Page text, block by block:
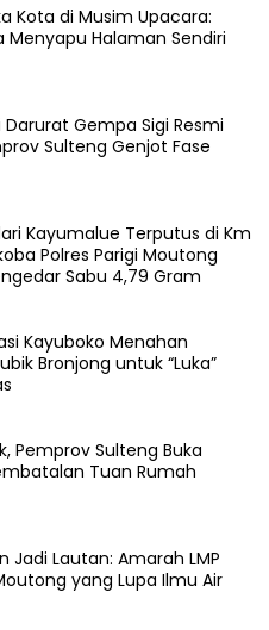
Kota di Musim Upacara:
Menyapu Halaman Sendiri
Darurat Gempa Sigi Resmi
Sulteng Genjot Fase
Kayumalue Terputus di Km
Polres Parigi Moutong
Sabu 4,79 Gram
Kayuboko Menahan
Bronjong untuk “Luka”
Pemprov Sulteng Buka
Tuan Rumah
Jadi Lautan: Amarah LMP
yang Lupa Ilmu Air